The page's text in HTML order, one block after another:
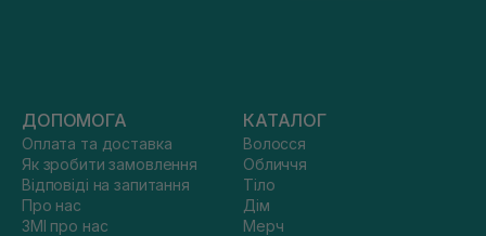
ДОПОМОГА
Оплата та доставка
Як зробити замовлення
Відповіді на запитання
Про нас
ЗМІ про нас
КАТАЛОГ
Волосся
Обличчя
Тіло
Дім
Мерч